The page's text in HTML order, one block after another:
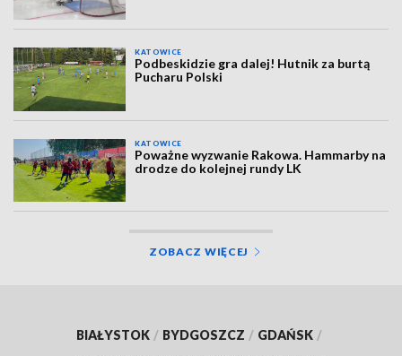
KATOWICE
Podbeskidzie gra dalej! Hutnik za burtą
Pucharu Polski
KATOWICE
Poważne wyzwanie Rakowa. Hammarby na
drodze do kolejnej rundy LK
ZOBACZ WIĘCEJ
BIAŁYSTOK / BYDGOSZCZ / GDAŃSK /